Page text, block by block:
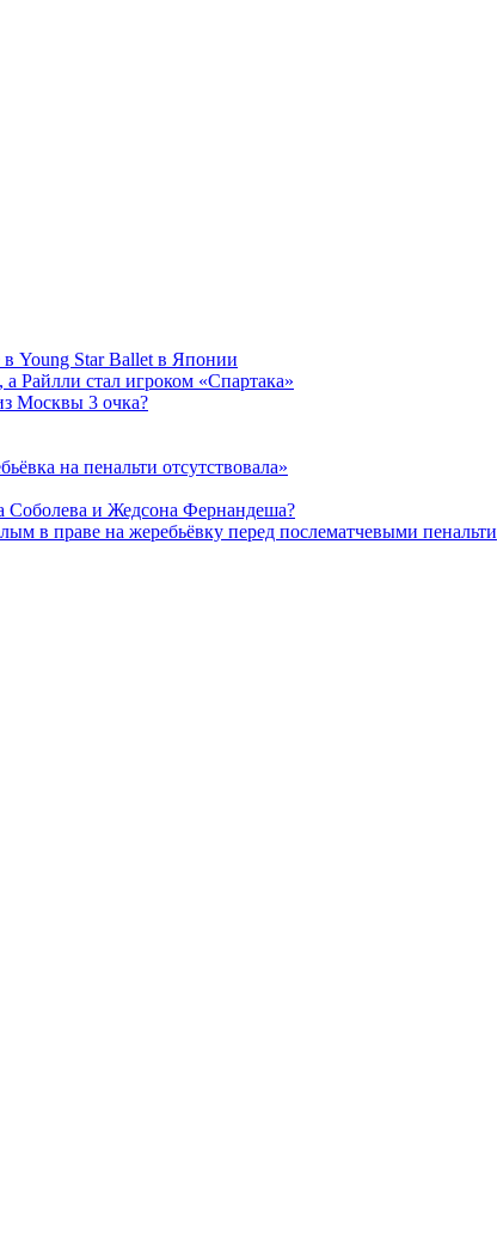
Young Star Ballet в Японии
Райлли стал игроком «Спартака»
Москвы 3 очка?
на пенальти отсутствовала»
Соболева и Жедсона Фернандеша?
в праве на жеребьёвку перед послематчевыми пенальти